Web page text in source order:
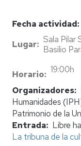
Fecha actividad
Lugar
Sala Pilar
Basilio
Horario
19:00h
Organizadores
Humanidades
Patrimonio de la
Entrada
Libre
La tribuna de la